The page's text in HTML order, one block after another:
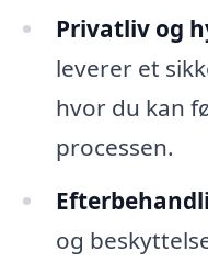
Privatliv og
leverer et
hvor du kan
processen.
og